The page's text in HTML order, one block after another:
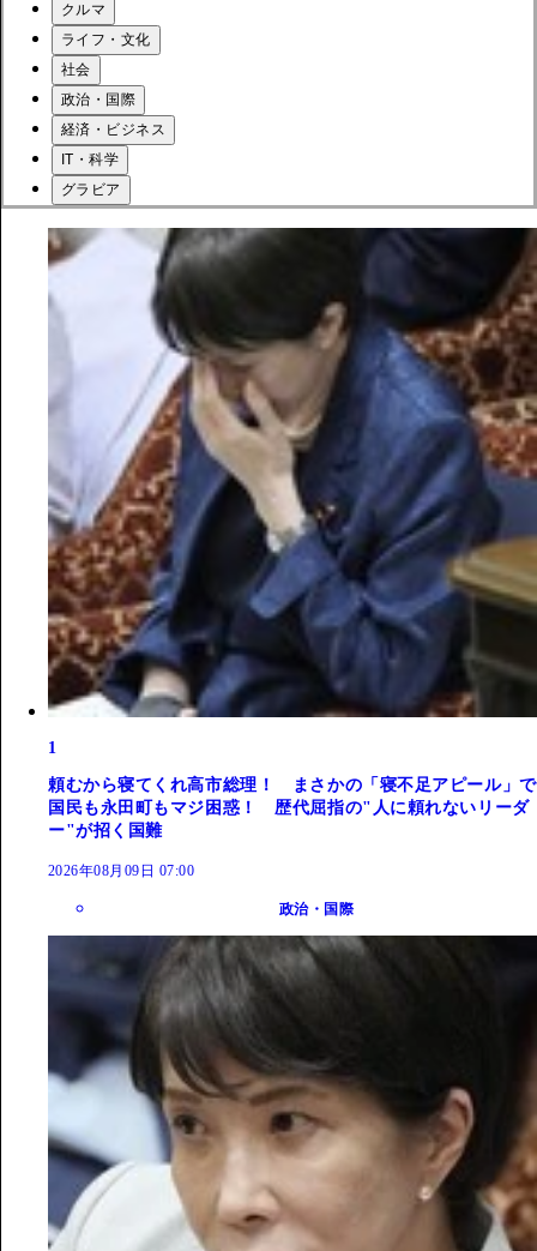
クルマ
ライフ・文化
社会
政治・国際
経済・ビジネス
IT・科学
グラビア
1
頼むから寝てくれ高市総理！ まさかの「寝不足アピール」で
国民も永田町もマジ困惑！ 歴代屈指の"人に頼れないリーダ
ー"が招く国難
2026年08月09日 07:00
政治・国際